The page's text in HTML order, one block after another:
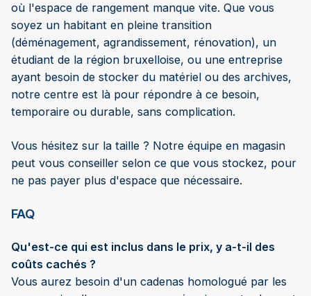
où l'espace de rangement manque vite. Que vous
soyez un habitant en pleine transition
(déménagement, agrandissement, rénovation), un
étudiant de la région bruxelloise, ou une entreprise
ayant besoin de stocker du matériel ou des archives,
notre centre est là pour répondre à ce besoin,
temporaire ou durable, sans complication.
Vous hésitez sur la taille ? Notre équipe en magasin
peut vous conseiller selon ce que vous stockez, pour
ne pas payer plus d'espace que nécessaire.
FAQ
Qu'est-ce qui est inclus dans le prix, y a-t-il des
coûts cachés ?
Vous aurez besoin d'un cadenas homologué par les